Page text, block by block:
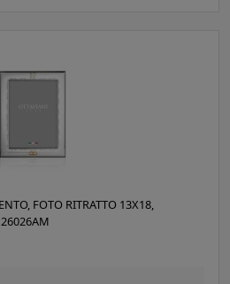
FOTO RITRATTO 13X18,